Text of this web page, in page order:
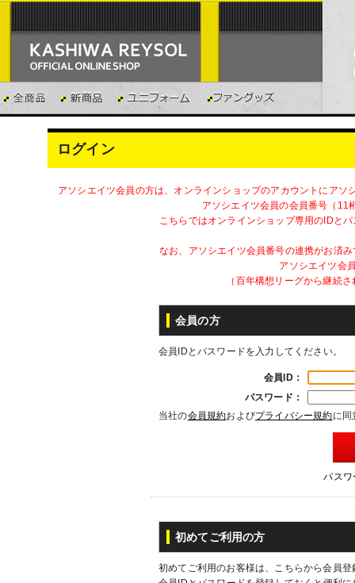
ログイン
アソシエイツ会員の方は、オンラインショップのアカウントにア
アソシエイツ会員の会員番号（11
こちらではオンラインショップ専用のIDと
なお、アソシエイツ会員番号の連携がお済
アソシエイツ会
（百年構想リーグから継続
会員の方
会員IDとパスワードを入力してください。
会員ID：
パスワード：
当社の会員規約およびプライバシー規約に同
パスワ
初めてご利用の方
初めてご利用のお客様は、こちらから会員